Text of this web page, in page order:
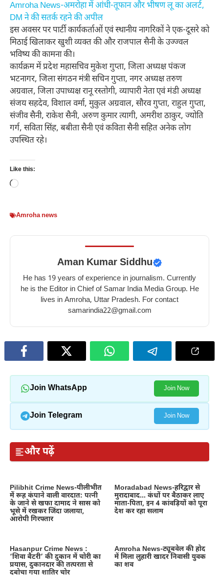
Amroha News-अमरोहा में आंधी-तूफान और भीषण लू का अलर्ट,
DM ने की सतर्क रहने की अपील
इस अवसर पर पार्टी कार्यकर्ताओं एवं स्थानीय नागरिकों ने एक-दूसरे को
मिठाई खिलाकर खुशी व्यक्त की और राजपाल सैनी के उज्ज्वल
भविष्य की कामना की।
कार्यक्रम में प्रदेश महासचिव मुकेश गुप्ता, जिला अध्यक्ष पंकज
भटनागर, जिला संगठन मंत्री सचिन गुप्ता, नगर अध्यक्ष तरुण
अग्रवाल, जिला उपाध्यक्ष रानू रस्तोगी, व्यापारी नेता एवं मंडी अध्यक्ष
संजय सहदेव, विशाल वर्मा, मुकुल अग्रवाल, सौरव गुप्ता, राहुल गुप्ता,
संजीव सैनी, राकेश सैनी, अरुण कुमार त्यागी, अमरीश ठाकुर, ज्योति
गर्ग, सविता सिंह, बबीता सैनी एवं कविता सैनी सहित अनेक लोग
उपस्थित रहे।
Like this:
Loading…
Amroha news
Aman Kumar Siddhu
He has 19 years of experience in journalism. Currently
he is the Editor in Chief of Samar India Media Group. He
lives in Amroha, Uttar Pradesh. For contact
samarindia22@gmail.com
Join WhatsApp Join Now
Join Telegram Join Now
और पढ़ें
Pilibhit Crime News-पीलीभीत
में रूह कंपाने वाली वारदात: पत्नी
के जाने से खफा दामाद ने सास को
भूसे में रखकर जिंदा जलाया,
आरोपी गिरफ्तार
Moradabad News-हरिद्वार से
मुरादाबाद… कंधों पर बैठाकर लाए
माता-पिता, इन 4 कांवड़ियों को पूरा
देश कर रहा सलाम
Hasanpur Crime News :
‘शिवा बैटरी’ की दुकान में चोरी का
प्रयास, दुकानदार की तत्परता से
दबोचा गया शातिर चोर
Amroha News-ट्यूबवेल की होद
में मिला लुहारी खादर निवासी युवक
का शव